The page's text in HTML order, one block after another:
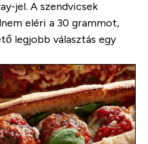
jel. A szendvicsek
eléri a 30 grammot,
legjobb választás egy